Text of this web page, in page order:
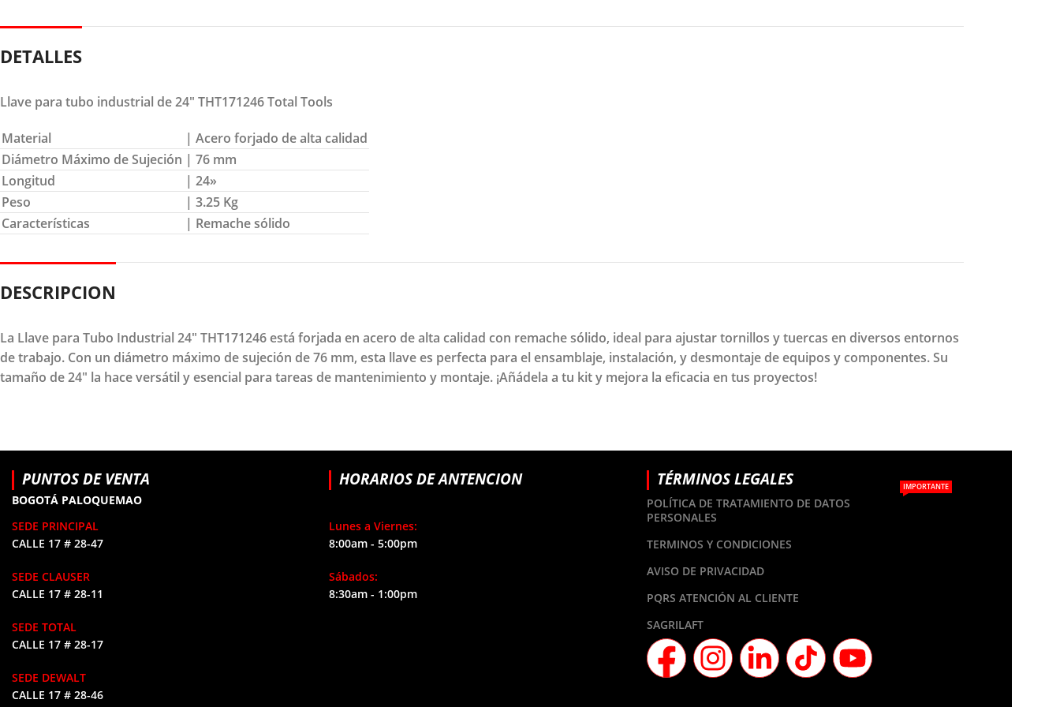
DETALLES
Llave para tubo industrial de 24″ THT171246 Total Tools
Material
| Acero forjado de alta calidad
Diámetro Máximo de Sujeción | 76 mm
Longitud
| 24»
Peso
| 3.25 Kg
Características
| Remache sólido
DESCRIPCION
La Llave para Tubo Industrial 24" THT171246 está forjada en acero de alta calidad con remache sólido, ideal para ajustar tornillos y tuercas en diversos entornos
de trabajo. Con un diámetro máximo de sujeción de 76 mm, esta llave es perfecta para el ensamblaje, instalación, y desmontaje de equipos y componentes. Su
tamaño de 24" la hace versátil y esencial para tareas de mantenimiento y montaje. ¡Añádela a tu kit y mejora la eficacia en tus proyectos!
PUNTOS DE VENTA
BOGOTÁ PALOQUEMAO
SEDE PRINCIPAL
CALLE 17 # 28-47
SEDE CLAUSER
CALLE 17 # 28-11
SEDE TOTAL
CALLE 17 # 28-17
SEDE DEWALT
CALLE 17 # 28-46
HORARIOS DE ANTENCION
Lunes a Viernes:
8:00am - 5:00pm
Sábados:
8:30am - 1:00pm
TÉRMINOS LEGALES
POLÍTICA DE TRATAMIENTO DE DATOS
PERSONALES
IMPORTANTE
TERMINOS Y CONDICIONES
AVISO DE PRIVACIDAD
PQRS ATENCIÓN AL CLIENTE
SAGRILAFT